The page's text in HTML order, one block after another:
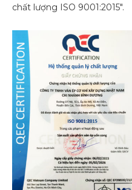
chất lượng ISO 9001:2015".